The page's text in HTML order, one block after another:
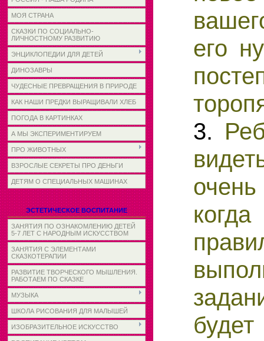
МОЯ СТРАНА
СКАЗКИ ПО СОЦИАЛЬНО-
ЛИЧНОСТНОМУ РАЗВИТИЮ
ЭНЦИКЛОПЕДИИ ДЛЯ ДЕТЕЙ
ДИНОЗАВРЫ
ЧУДЕСНЫЕ ПРЕВРАЩЕНИЯ В ПРИРОДЕ
КАК НАШИ ПРЕДКИ ВЫРАЩИВАЛИ ХЛЕБ
ПОГОДА В КАРТИНКАХ
А МЫ ЭКСПЕРИМЕНТИРУЕМ
ПРО ЖИВОТНЫХ
ВЗРОСЛЫЕ СЕКРЕТЫ ПРО ДЕНЬГИ
ДЕТЯМ О СПЕЦИАЛЬНЫХ МАШИНАХ
ЭСТЕТИЧЕСКОЕ ВОСПИТАНИЕ
ЗАНЯТИЯ ПО ОЗНАКОМЛЕНИЮ ДЕТЕЙ
5-7 ЛЕТ С НАРОДНЫМ ИСКУССТВОМ
ЗАНЯТИЯ С ЭЛЕМЕНТАМИ
СКАЗКОТЕРАПИИ
РАЗВИТИЕ ТВОРЧЕСКОГО МЫШЛЕНИЯ.
РАБОТАЕМ ПО СКАЗКЕ
МУЗЫКА
ШКОЛА РИСОВАНИЯ ДЛЯ МАЛЫШЕЙ
ИЗОБРАЗИТЕЛЬНОЕ ИСКУССТВО
его
3.